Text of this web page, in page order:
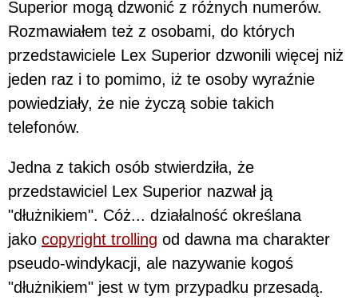
Superior mogą dzwonić z różnych numerów.
Rozmawiałem też z osobami, do których
przedstawiciele Lex Superior dzwonili więcej niż
jeden raz i to pomimo, iż te osoby wyraźnie
powiedziały, że nie życzą sobie takich
telefonów.
Jedna z takich osób stwierdziła, że
przedstawiciel Lex Superior nazwał ją
"dłużnikiem". Cóż... działalność określana
jako copyright trolling od dawna ma charakter
pseudo-windykacji, ale nazywanie kogoś
"dłużnikiem" jest w tym przypadku przesadą.